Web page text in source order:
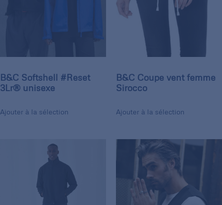
B&C Softshell #Reset
3Lr® unisexe
Ajouter à la sélection
B&C Coupe vent femme
Sirocco
Ajouter à la sélection